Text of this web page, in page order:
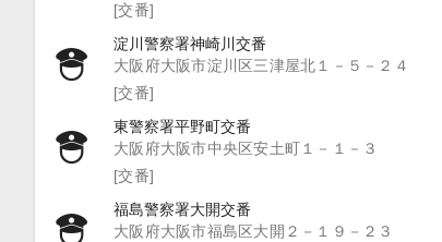
[交番]
淀川警察署神崎川交番
大阪府大阪市淀川区三津屋北１－５－２４
[交番]
東警察署平野町交番
大阪府大阪市中央区安土町１－１－３
[交番]
福島警察署大開交番
大阪府大阪市福島区大開２－１９－２３